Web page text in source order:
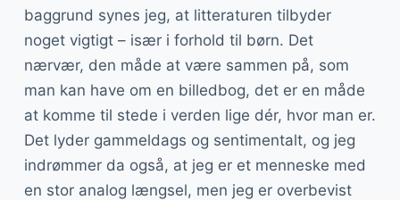
baggrund synes jeg, at litteraturen tilbyder
noget vigtigt – især i forhold til børn. Det
nærvær, den måde at være sammen på, som
man kan have om en billedbog, det er en måde
at komme til stede i verden lige dér, hvor man er.
Det lyder gammeldags og sentimentalt, og jeg
indrømmer da også, at jeg er et menneske med
en stor analog længsel, men jeg er overbevist